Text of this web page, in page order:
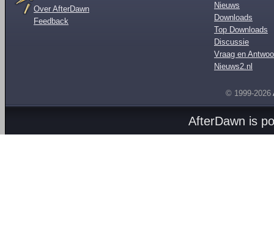
Over AfterDawn
Feedback
Nieuws
Downloads
Top Downloads
Discussie
Vraag en
Nieuws2.nl
© 1999-2026
AfterDawn is